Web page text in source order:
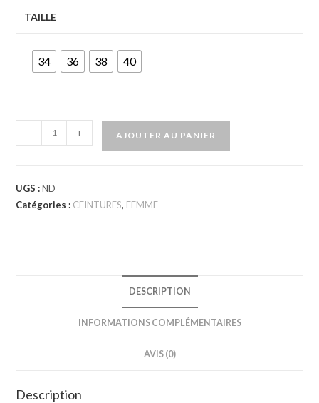
TAILLE
34 36 38 40
- + AJOUTER AU PANIER
UGS :ND
Catégories : CEINTURES, FEMME
DESCRIPTION
INFORMATIONS COMPLÉMENTAIRES
AVIS (0)
Description